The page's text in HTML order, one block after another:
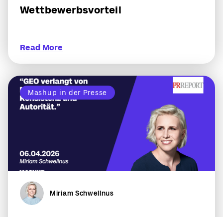
Wettbewerbsvorteil
Read More
Mashup in der Presse
Miriam Schwellnus